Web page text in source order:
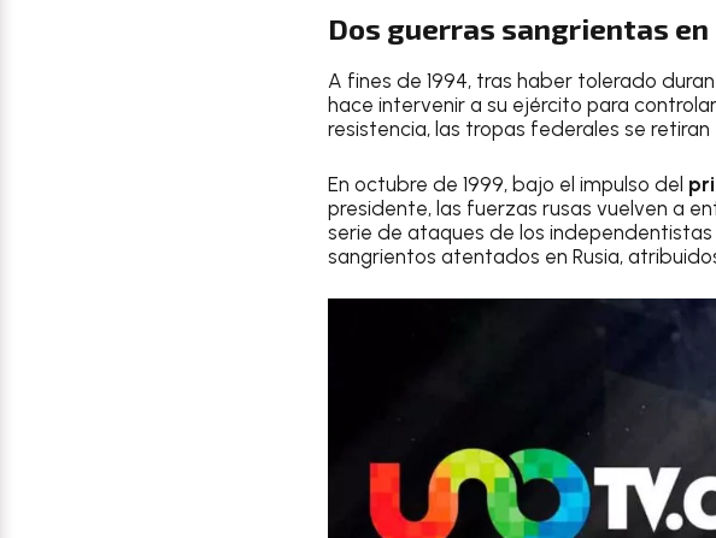
Dos guerras sangrientas en
A fines de 1994, tras haber tolerado
hace intervenir a su ejército para
resistencia, las tropas federales se retiran
En octubre de 1999, bajo el impulso del
presidente, las fuerzas rusas vuelven a
serie de ataques de los
sangrientos atentados en Rusia,